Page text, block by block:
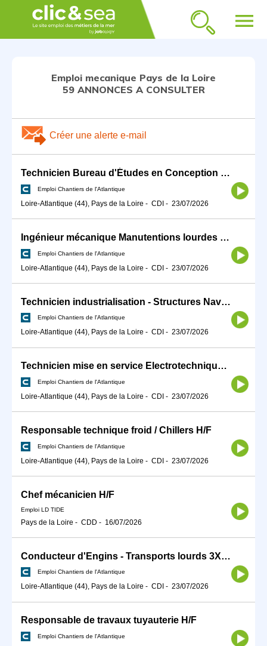
menu
Emploi mecanique Pays de la Loire
59 ANNONCES A CONSULTER
Créer une alerte e-mail
Technicien Bureau d'Études en Conception Mécanique H/F
Emploi Chantiers de l'Atlantique
Loire-Atlantique (44), Pays de la Loire - CDI - 23/07/2026
Ingénieur mécanique Manutentions lourdes confirmé H/F
Emploi Chantiers de l'Atlantique
Loire-Atlantique (44), Pays de la Loire - CDI - 23/07/2026
Technicien industrialisation - Structures Navales H/F
Emploi Chantiers de l'Atlantique
Loire-Atlantique (44), Pays de la Loire - CDI - 23/07/2026
Technicien mise en service Electrotechnique H/F
Emploi Chantiers de l'Atlantique
Loire-Atlantique (44), Pays de la Loire - CDI - 23/07/2026
Responsable technique froid / Chillers H/F
Emploi Chantiers de l'Atlantique
Loire-Atlantique (44), Pays de la Loire - CDI - 23/07/2026
Chef mécanicien H/F
Emploi LD TIDE
Pays de la Loire - CDD - 16/07/2026
Conducteur d'Engins - Transports lourds 3X8 H/F
Emploi Chantiers de l'Atlantique
Loire-Atlantique (44), Pays de la Loire - CDI - 23/07/2026
Responsable de travaux tuyauterie H/F
Emploi Chantiers de l'Atlantique